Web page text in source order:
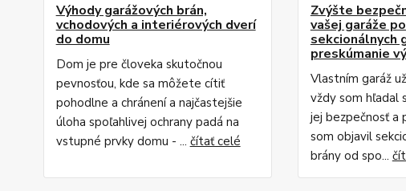
Výhody garážových brán,
vchodových a interiérových dverí
do domu
Dom je pre človeka skutočnou
pevnosťou, kde sa môžete cítiť
pohodlne a chránení a najčastejšie
úloha spoľahlivej ochrany padá na
vstupné prvky domu - ... čítať celé
Zvýšte
vašej garáže
sekcionálnych
preskúmanie
Vlastním garáž
vždy som hľadal
jej bezpečnosť a
som objavil
brány od spo...